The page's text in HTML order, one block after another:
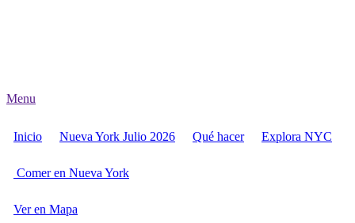
Menu
Inicio Nueva York Julio 2026 Qué hacer Explora NYC
Comer en Nueva York
Ver en Mapa